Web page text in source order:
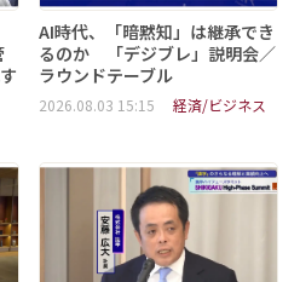
AI時代、「暗黙知」は継承でき
るのか 「デジブレ」説明会／
ラウンドテーブル
2026.08.03 15:15 経済/ビジネス